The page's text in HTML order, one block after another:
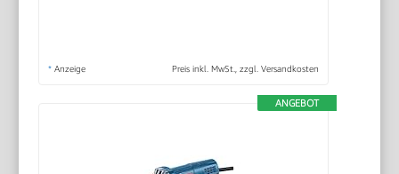
* Anzeige Preis inkl. MwSt., zzgl. Versandkosten
ANGEBOT